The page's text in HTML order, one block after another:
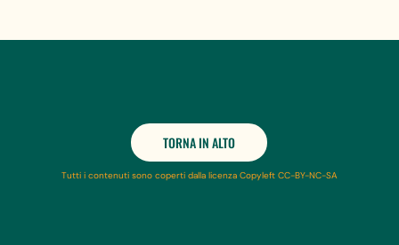
TORNA IN ALTO
Tutti i contenuti sono coperti dalla licenza Copyleft CC-BY-NC-SA